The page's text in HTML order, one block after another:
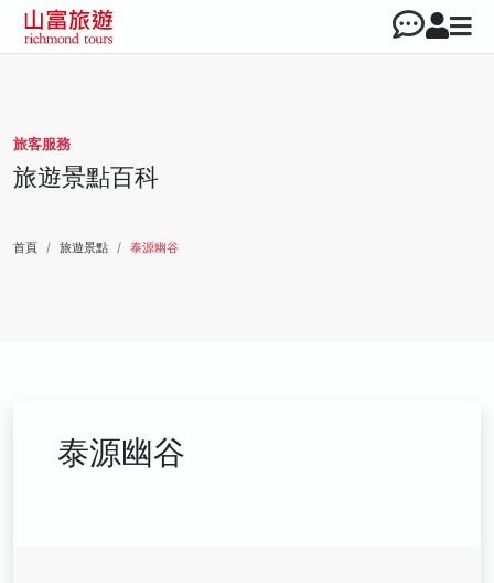
旅客服務
旅遊景點百科
首頁 旅遊景點 泰源幽谷
泰源幽谷